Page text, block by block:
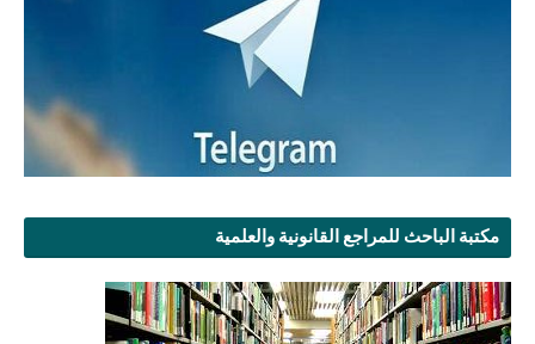
مكتبة الباحث للمراجع القانونية والعلمية